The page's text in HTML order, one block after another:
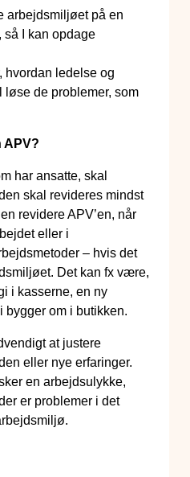
arbejdsmiljøet på en
så I kan opdage
hvordan ledelse og
løse de problemer, som
APV?
har ansatte, skal
skal revideres mindst
revidere APV’en, når
eller i
– hvis det
Det kan fx være,
i kasserne, en ny
bygger om i butikken.
at justere
eller nye erfaringer.
en arbejdsulykke,
er problemer i det